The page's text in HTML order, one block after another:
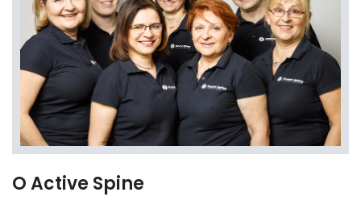
O Active Spine